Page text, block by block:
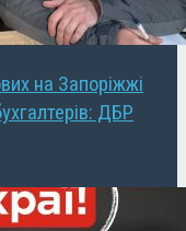
на Запоріжжі
ДБР